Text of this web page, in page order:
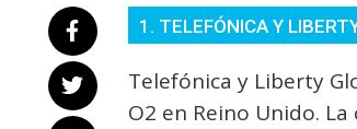
1. TELEFÓNICA Y
Telefónica y Liberty
O2 en Reino Unido.